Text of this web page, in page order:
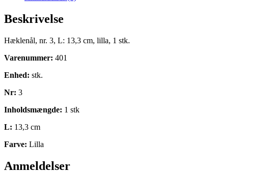
Beskrivelse
Hæklenål, nr. 3, L: 13,3 cm, lilla, 1 stk.
Varenummer: 401
Enhed: stk.
Nr: 3
Inholdsmængde: 1 stk
L: 13,3 cm
Farve: Lilla
Anmeldelser